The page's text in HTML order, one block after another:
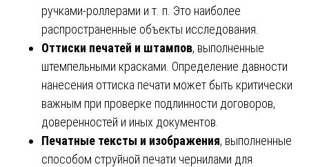
ручками-роллерами и т. п. Это наиболее
распространенные объекты исследования.
Оттиски печатей и штампов, выполненные
штемпельными красками. Определение давности
нанесения оттиска печати может быть критически
важным при проверке подлинности договоров,
доверенностей и иных документов.
Печатные тексты и изображения, выполненные
способом струйной печати чернилами для